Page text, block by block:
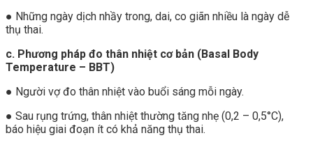
● Những ngày dịch nhầy trong, dai, co giãn nhiều là ngày dễ
thụ thai.
c. Phương pháp đo thân nhiệt cơ bản (Basal Body
Temperature – BBT)
● Người vợ đo thân nhiệt vào buổi sáng mỗi ngày.
● Sau rụng trứng, thân nhiệt thường tăng nhẹ (0,2 – 0,5°C),
báo hiệu giai đoạn ít có khả năng thụ thai.